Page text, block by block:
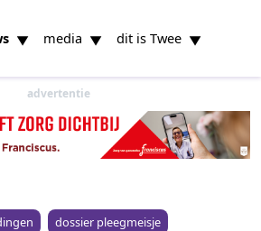
▼ media ▼ dit is Twee ▼
advertentie
dossier pleegmeisje